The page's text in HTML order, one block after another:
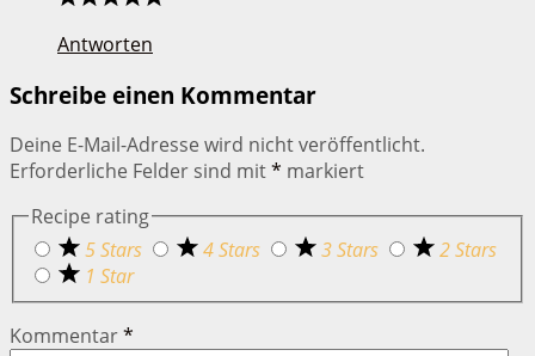
Antworten
Schreibe einen Kommentar
Deine E-Mail-Adresse wird nicht veröffentlicht.
Erforderliche Felder sind mit* markiert
Recipe rating
5 Stars
4 Stars 3 Stars
2 Stars
1 Star
Kommentar*